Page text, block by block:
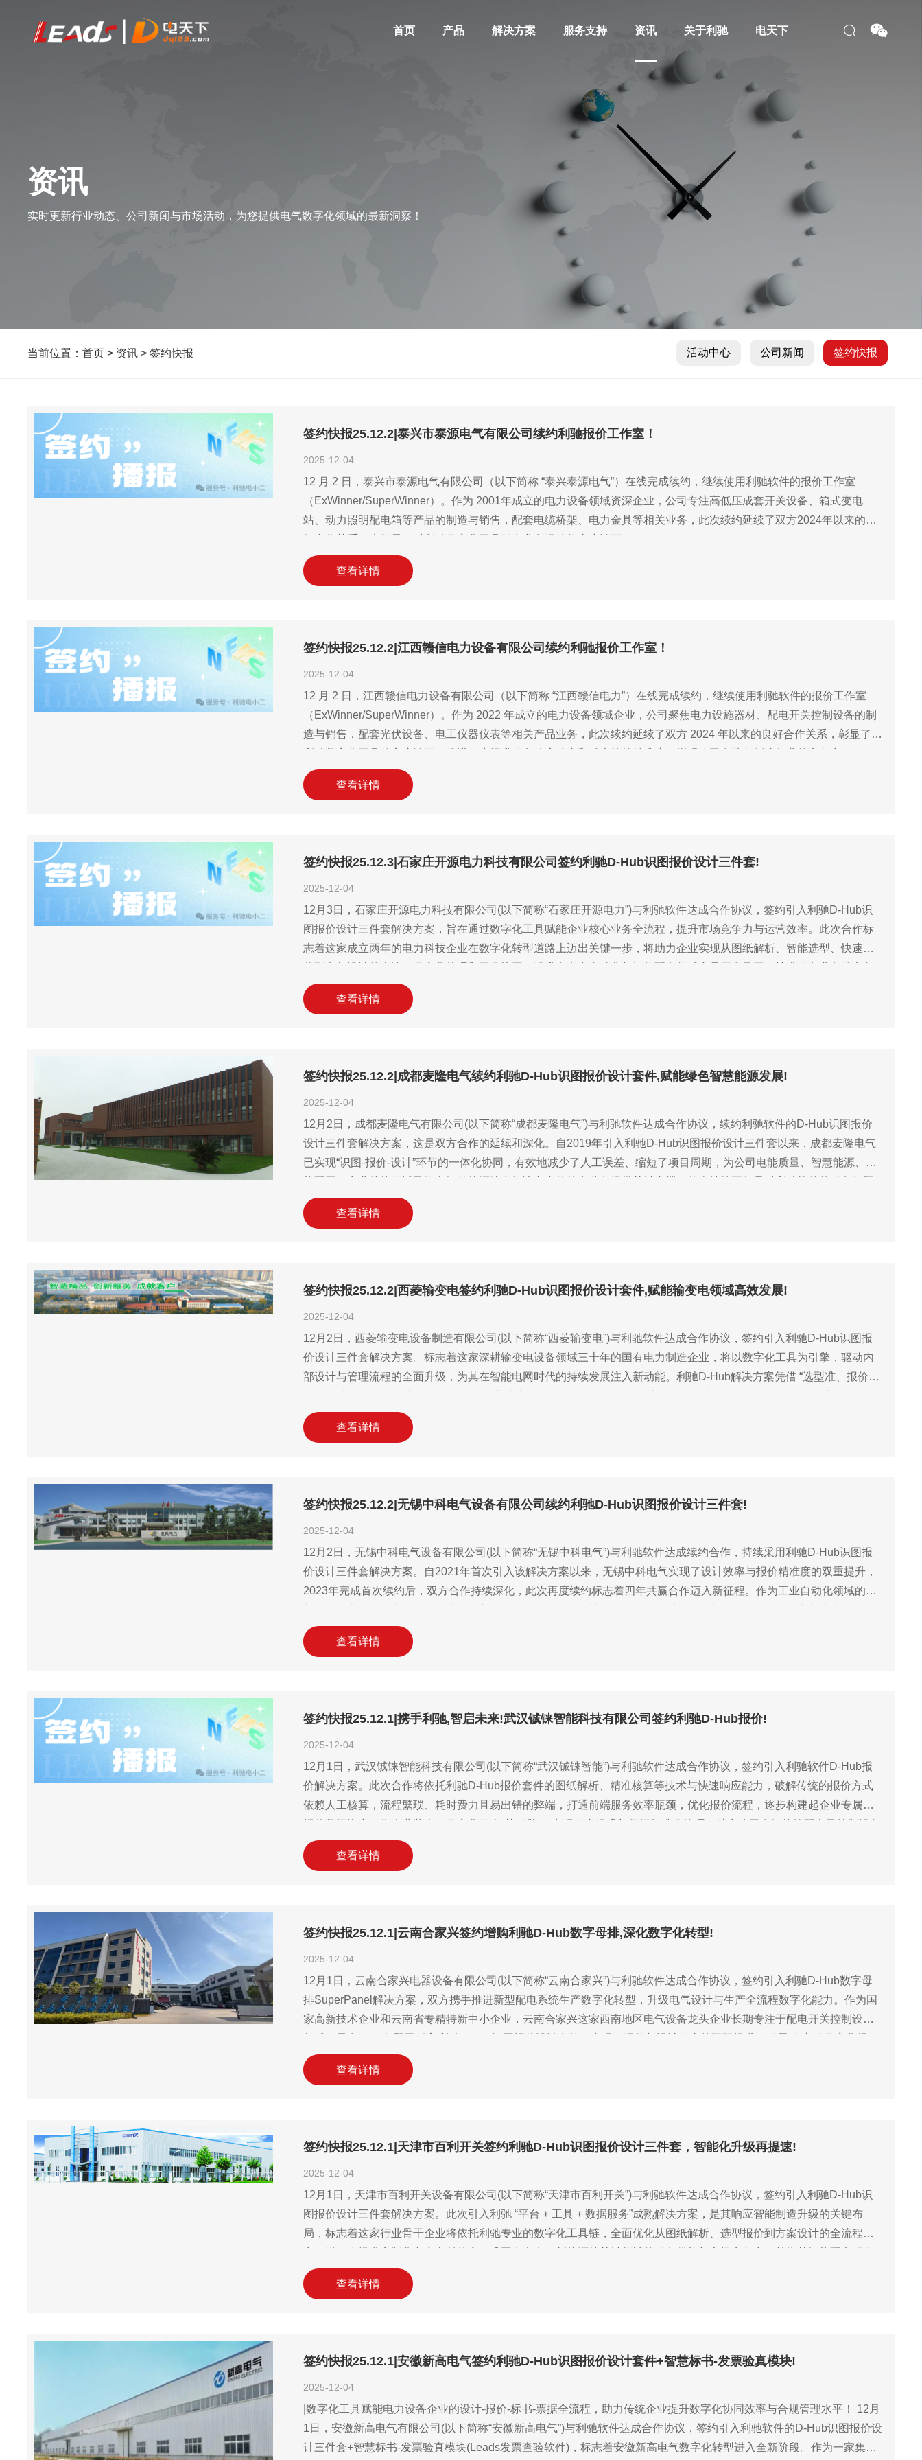
首页 产品 解决方案 服务支持 资讯 关于利驰 电天下
资讯
实时更新行业动态、公司新闻与市场活动，为您提供电气数字化领域的最新洞察！
当前位置：首页 > 资讯 >签约快报 活动中心 公司新闻 签约快报
签约快报25.12.2|泰兴市泰源电气有限公司续约利驰报价工作室！
2025-12-04
12 月 2 日，泰兴市泰源电气有限公司（以下简称 “泰兴泰源电气”）在线完成续约，继续使用利驰软件的报价工作室
（ExWinner/SuperWinner）。作为 2001年成立的电力设备领域资深企业，公司专注高低压成套开关设备、箱式变电
站、动力照明配电箱等产品的制造与销售，配套电缆桥架、电力金具等相关业务，此次续约延续了双方2024年以来的良
查看详情
签约快报25.12.2|江西赣信电力设备有限公司续约利驰报价工作室！
2025-12-04
12 月 2 日，江西赣信电力设备有限公司（以下简称 “江西赣信电力”）在线完成续约，继续使用利驰软件的报价工作室
（ExWinner/SuperWinner）。作为 2022 年成立的电力设备领域企业，公司聚焦电力设施器材、配电开关控制设备的制
造与销售，配套光伏设备、电工仪器仪表等相关产品业务，此次续约延续了双方 2024 年以来的良好合作关系，彰显了对
查看详情
签约快报25.12.3|石家庄开源电力科技有限公司签约利驰D-Hub识图报价设计三件套!
2025-12-04
12月3日，石家庄开源电力科技有限公司(以下简称“石家庄开源电力”)与利驰软件达成合作协议，签约引入利驰D-Hub识
图报价设计三件套解决方案，旨在通过数字化工具赋能企业核心业务全流程，提升市场竞争力与运营效率。此次合作标
志着这家成立两年的电力科技企业在数字化转型道路上迈出关键一步，将助力企业实现从图纸解析、智能选型、快速报
力，巩固在装备制造行业的竞争优势。
查看详情
签约快报25.12.2|成都麦隆电气续约利驰D-Hub识图报价设计套件,赋能绿色智慧能源发展!
2025-12-04
12月2日，成都麦隆电气有限公司(以下简称“成都麦隆电气”)与利驰软件达成合作协议，续约利驰软件的D-Hub识图报价
设计三件套解决方案，这是双方合作的延续和深化。自2019年引入利驰D-Hub识图报价设计三件套以来，成都麦隆电气
已实现“识图-报价-设计”环节的一体化协同，有效地减少了人工误差、缩短了项目周期，为公司电能质量、智慧能源、智
往合作价值的认可，更将推动公司在电气领域的数字化转型向更深层次迈进。
查看详情
签约快报25.12.2|西菱输变电签约利驰D-Hub识图报价设计套件,赋能输变电领域高效发展!
2025-12-04
12月2日，西菱输变电设备制造有限公司(以下简称“西菱输变电”)与利驰软件达成合作协议，签约引入利驰D-Hub识图报
价设计三件套解决方案。标志着这家深耕输变电设备领域三十年的国有电力制造企业，将以数字化工具为引擎，驱动内
部设计与管理流程的全面升级，为其在智能电网时代的持续发展注入新动能。利驰D-Hub解决方案凭借 “选型准、报价
心产品的研发迭代及电力建设工程的市场拓展提供高效支撑，助力企业降本增效和提
查看详情
签约快报25.12.2|无锡中科电气设备有限公司续约利驰D-Hub识图报价设计三件套!
2025-12-04
12月2日，无锡中科电气设备有限公司(以下简称“无锡中科电气”)与利驰软件达成续约合作，持续采用利驰D-Hub识图报
价设计三件套解决方案。自2021年首次引入该解决方案以来，无锡中科电气实现了设计效率与报价精准度的双重提升，
2023年完成首次续约后，双方合作持续深化，此次再度续约标志着四年共赢合作迈入新征程。作为工业自动化领域的高
极高要求。利驰D-Hub解决方案以“识图快、报价准、设计优”的模块化能力，
查看详情
签约快报25.12.1|携手利驰,智启未来!武汉铖铼智能科技有限公司签约利驰D-Hub报价!
2025-12-04
12月1日，武汉铖铼智能科技有限公司(以下简称“武汉铖铼智能”)与利驰软件达成合作协议，签约引入利驰软件D-Hub报
价解决方案。此次合作将依托利驰D-Hub报价套件的图纸解析、精准核算等技术与快速响应能力，破解传统的报价方式
依赖人工核算，流程繁琐、耗时费力且易出错的弊端，打通前端服务效率瓶颈，优化报价流程，逐步构建起企业专属的
市场的激烈竞争中，以“数字速度”抢占先机。
查看详情
签约快报25.12.1|云南合家兴签约增购利驰D-Hub数字母排,深化数字化转型!
2025-12-04
12月1日，云南合家兴电器设备有限公司(以下简称“云南合家兴”)与利驰软件达成合作协议，签约引入利驰D-Hub数字母
排SuperPanel解决方案，双方携手推进新型配电系统生产数字化转型，升级电气设计与生产全流程数字化能力。作为国
家高新技术企业和云南省专精特新中小企业，云南合家兴这家西南地区电气设备龙头企业长期专注于配电开关控制设备
验。此次合作预计将进一步贯通公司从图纸解析、查价报价到方案设计
查看详情
签约快报25.12.1|天津市百利开关签约利驰D-Hub识图报价设计三件套，智能化升级再提速!
2025-12-04
12月1日，天津市百利开关设备有限公司(以下简称“天津市百利开关”)与利驰软件达成合作协议，签约引入利驰D-Hub识
图报价设计三件套解决方案。此次引入利驰 “平台 + 工具 + 数据服务”成熟解决方案，是其响应智能制造升级的关键布
局，标志着这家行业骨干企业将依托利驰专业的数字化工具链，全面优化从图纸解析、选型报价到方案设计的全流程效
与新能源业务拓展注入关键动能。
查看详情
签约快报25.12.1|安徽新高电气签约利驰D-Hub识图报价设计套件+智慧标书-发票验真模块!
2025-12-04
|数字化工具赋能电力设备企业的设计-报价-标书-票据全流程，助力传统企业提升数字化协同效率与合规管理水平！ 12月
1日，安徽新高电气有限公司(以下简称“安徽新高电气”)与利驰软件达成合作协议，签约引入利驰软件的D-Hub识图报价设
计三件套+智慧标书-发票验真模块(Leads发票查验软件)，标志着安徽新高电气数字化转型进入全新阶段。作为一家集研